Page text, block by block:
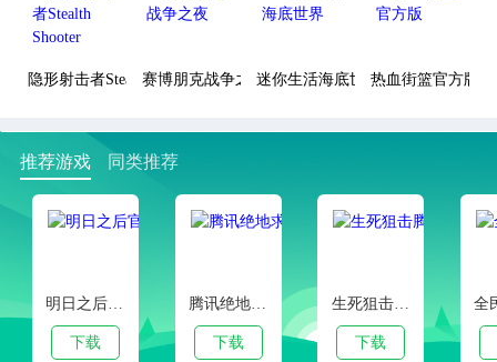
隐形射击者Stealth Shooter赛博朋克战争之夜迷你生活海底世界热血街篮官方版
推荐游戏 同类推荐
明日之后官方正版
下载
腾讯绝地求生手游
下载
生死狙击腾讯版
下载